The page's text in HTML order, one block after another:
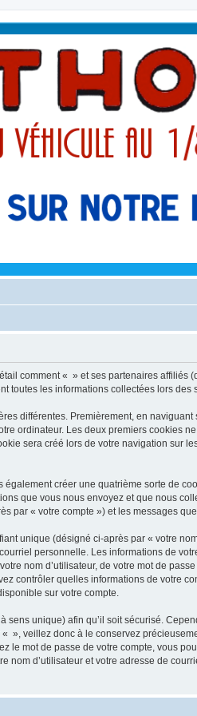
comment « » et ses partenaires affiliés
toutes les informations collectées lors
différentes. Premièrement, en
ordinateur. Les deux premiers cookies
sera créé lors de votre navigation sur
créer une quatrième sorte de
que vous nous envoyez et que nous
par « votre compte ») et les messages
unique (désigné ci-après par « votre
personnelle. Les informations de
nom d’utilisateur, de votre mot de
contrôler quelles informations de votre
sur votre compte.
sens unique) afin qu’il soit sécurisé.
« », veillez donc à le conservez
le mot de passe de votre compte, vous
nom d’utilisateur et votre adresse de